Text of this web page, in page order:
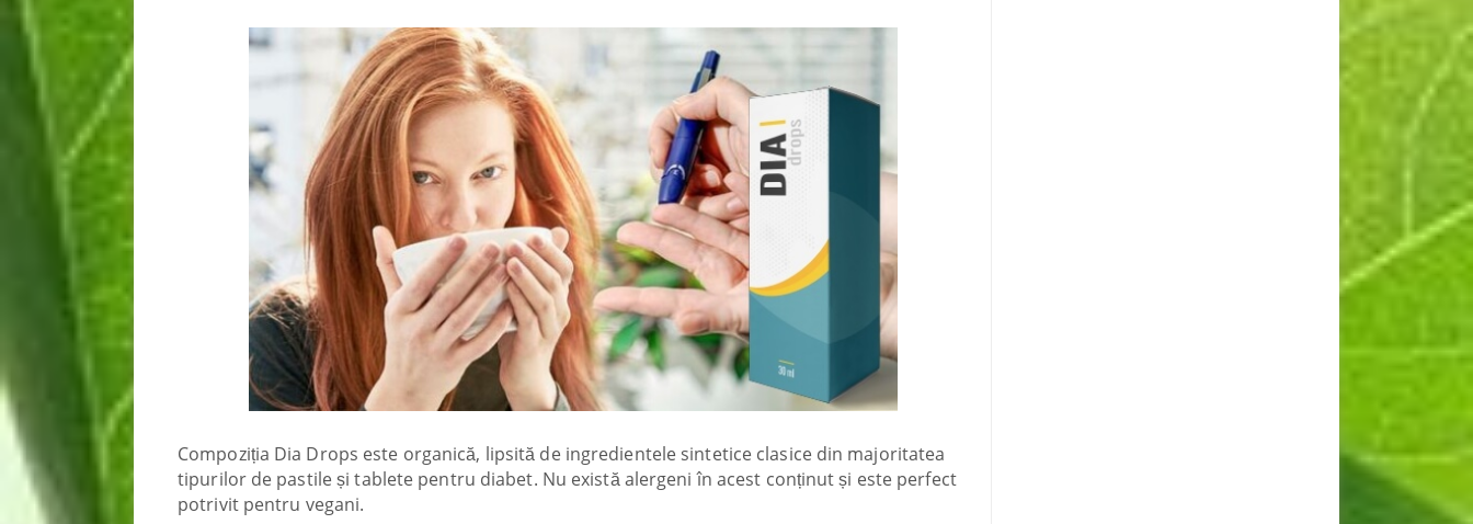
Compoziția Dia Drops este organică, lipsită de ingredientele sintetice clasice din majoritatea
tipurilor de pastile și tablete pentru diabet. Nu există alergeni în acest conținut și este perfect
potrivit pentru vegani.